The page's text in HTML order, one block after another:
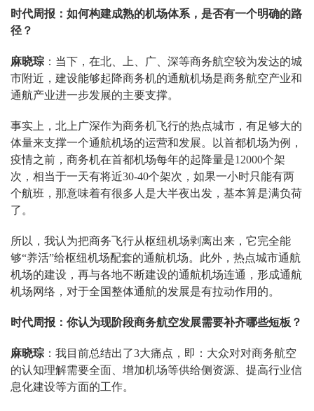
时代周报：如何构建成熟的机场体系，是否有一个明确的路
径？
麻晓琮 ：当下，在北、上、广、深等商务航空较为发达的城
市附近，建设能够起降商务机的通航机场是商务航空产业和
通航产业进一步发展的主要支撑。
事实上，北上广深作为商务机飞行的热点城市，有足够大的
体量来支撑一个通航机场的运营和发展。以首都机场为例，
疫情之前，商务机在首都机场每年的起降量是12000个架
次，相当于一天有将近30-40个架次，如果一小时只能有两
个航班，那意味着有很多人是大半夜出发，基本算是满负荷
了。
所以，我认为把商务飞行从枢纽机场剥离出来，它完全能
够“养活”给枢纽机场配套的通航机场。此外，热点城市通航
机场的建设，再与各地不断建设的通航机场连通，形成通航
机场网络，对于全国整体通航的发展是有拉动作用的。
时代周报：你认为现阶段商务航空发展需要补齐哪些短板？
麻晓琮 ：我目前总结出了3大痛点，即：大众对对商务航空
的认知理解需要全面、增加机场等供给侧资源、提高行业信
息化建设等方面的工作。